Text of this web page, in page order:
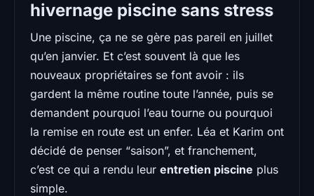
hivernage piscine sans stress
Une piscine, ça ne se gère pas pareil en juillet
qu’en janvier. Et c’est souvent là que les
nouveaux propriétaires se font avoir : ils
gardent la même routine toute l’année, puis se
demandent pourquoi l’eau tourne ou pourquoi
la remise en route est un enfer. Léa et Karim ont
décidé de penser “saison”, et franchement,
c’est ce qui a rendu leur entretien piscine plus
simple.